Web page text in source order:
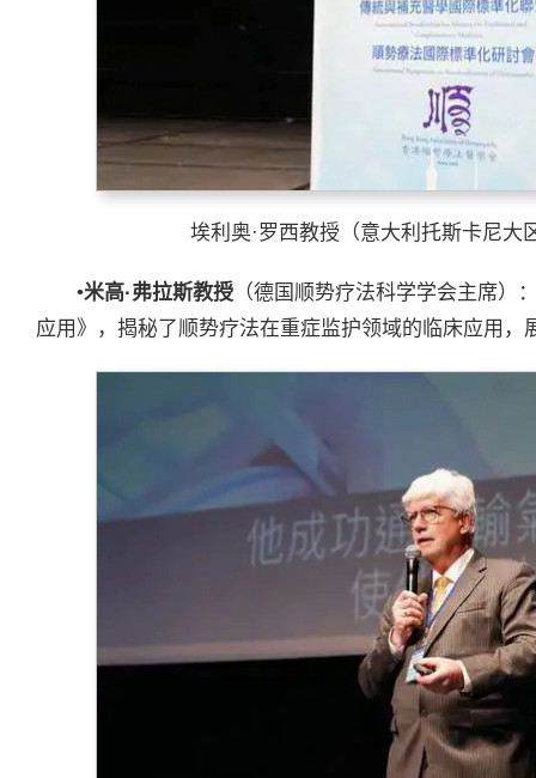
埃利奥·罗西教授（意大利托斯卡尼大
•米高·弗拉斯教授 （德国顺势疗法科学学会主席）
应用》，揭秘了顺势疗法在重症监护领域的临床应用，